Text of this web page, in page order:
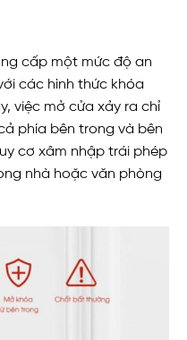
cấp một mức độ an
các hình thức khóa
việc mở cửa xảy ra chỉ
phía bên trong và bên
cơ xâm nhập trái phép
nhà hoặc văn phòng